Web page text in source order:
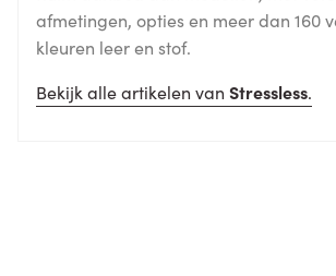
afmetingen, opties en meer dan 160
kleuren leer en stof.
Bekijk alle artikelen van Stressless.